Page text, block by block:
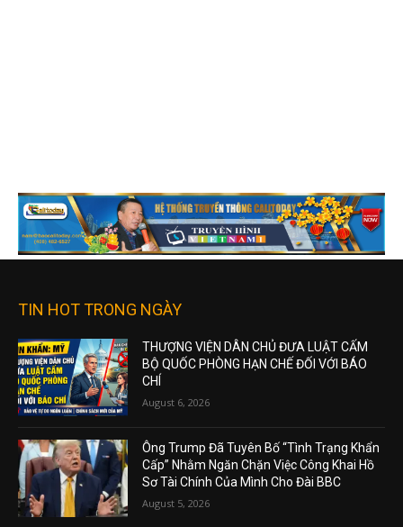
TIN HOT TRONG NGÀY
THƯỢNG VIỆN DÂN CHỦ ĐƯA LUẬT CẤM
BỘ QUỐC PHÒNG HẠN CHẾ ĐỐI VỚI BÁO
CHÍ
August 6, 2026
Ông Trump Đã Tuyên Bố “Tình Trạng Khẩn
Cấp” Nhằm Ngăn Chặn Việc Công Khai Hồ
Sơ Tài Chính Của Mình Cho Đài BBC
August 5, 2026